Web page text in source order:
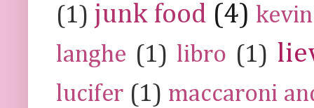
(1) junk food (4)
langhe (1) libro (1)
lucifer (1) maccaroni